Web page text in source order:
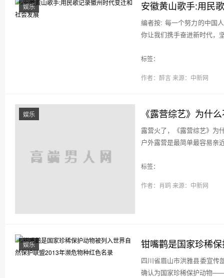
安徽黄山歌手:用民
娱乐
编者按: 每一个努力的中国
你让我们携手奋进新时代，
标签：
作者：醉言来源：中新网
《露营综艺》为什
娱乐
露营火了，《露营综艺》为
户外露营是最简单最容易亲
标签：
作者：肖鸥来源：中新网
钳嘴鹳是国家珍稀
娱乐
四川省眉山市洪雅县委宣传
确认为国家珍稀保护动物